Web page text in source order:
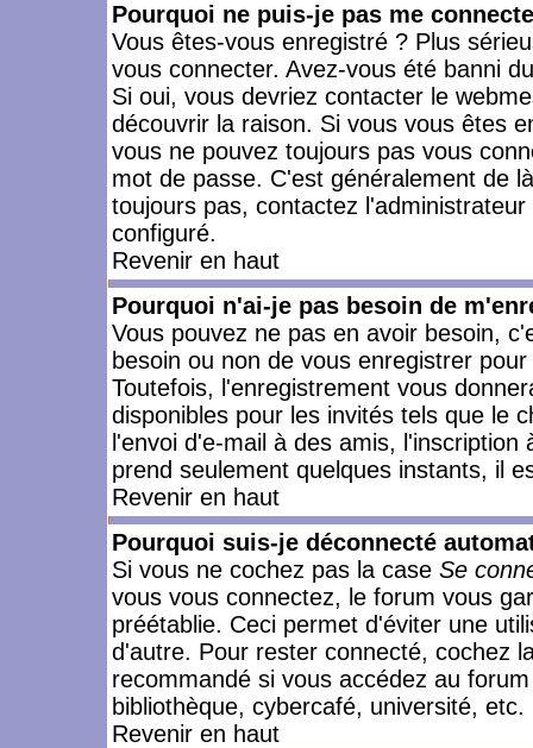
Pourquoi ne puis-je pas me
Vous êtes-vous enregistré ? Plus
vous connecter. Avez-vous été banni
Si oui, vous devriez contacter le
découvrir la raison. Si vous vous êtes
vous ne pouvez toujours pas vous
mot de passe. C'est généralement de
toujours pas, contactez
configuré.
Revenir en haut
Pourquoi n'ai-je pas besoin de
Vous pouvez ne pas en avoir besoin,
besoin ou non de vous enregistrer
Toutefois, l'enregistrement vous
disponibles pour les invités tels que le
l'envoi d'e-mail à des amis,
prend seulement quelques instants, il
Revenir en haut
Pourquoi suis-je déconnecté
Si vous ne cochez pas la case Se
vous vous connectez, le forum vous
préétablie. Ceci permet d'éviter une
d'autre. Pour rester connecté, cochez
recommandé si vous accédez au
bibliothèque, cybercafé, université, etc.
Revenir en haut